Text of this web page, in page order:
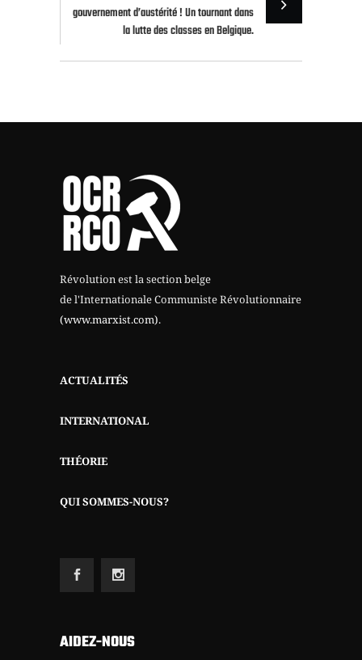
gouvernement d’austérité ! Un tournant dans
la lutte des classes en Belgique.
Révolution est la section belge
de l'Internationale Communiste Révolutionnaire
(www.marxist.com).
ACTUALITÉS
INTERNATIONAL
THÉORIE
QUI SOMMES-NOUS?
AIDEZ-NOUS